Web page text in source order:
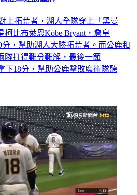
上拓荒者，湖人全隊穿上「黑曼
柯比布萊恩Kobe Bryant，詹皇
分，幫助湖人大勝拓荒者。而公鹿和
隊打得難分難解，最後一節
下18分，幫助公鹿擊敗魔術隊聽